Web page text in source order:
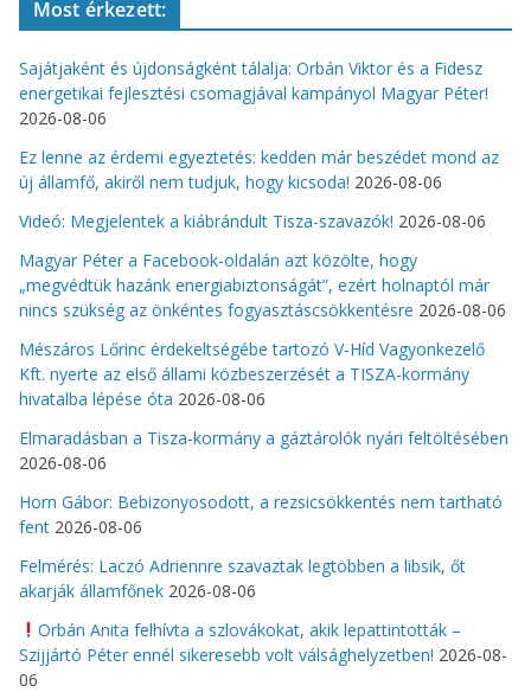
Most érkezett:
Sajátjaként és újdonságként tálalja: Orbán Viktor és a Fidesz
energetikai fejlesztési csomagjával kampányol Magyar Péter!
2026-08-06
Ez lenne az érdemi egyeztetés: kedden már beszédet mond az
új államfő, akiről nem tudjuk, hogy kicsoda! 2026-08-06
Videó: Megjelentek a kiábrándult Tisza-szavazók! 2026-08-06
Magyar Péter a Facebook-oldalán azt közölte, hogy
„megvédtük hazánk energiabiztonságát”, ezért holnaptól már
nincs szükség az önkéntes fogyasztáscsökkentésre 2026-08-06
Mészáros Lőrinc érdekeltségébe tartozó V-Híd Vagyonkezelő
Kft. nyerte az első állami közbeszerzését a TISZA-kormány
hivatalba lépése óta 2026-08-06
Elmaradásban a Tisza-kormány a gáztárolók nyári feltöltésében
2026-08-06
Horn Gábor: Bebizonyosodott, a rezsicsökkentés nem tartható
fent 2026-08-06
Felmérés: Laczó Adriennre szavaztak legtöbben a libsik, őt
akarják államfőnek 2026-08-06
Orbán Anita felhívta a szlovákokat, akik lepattintották –
Szijjártó Péter ennél sikeresebb volt válsághelyzetben! 2026-08-
06